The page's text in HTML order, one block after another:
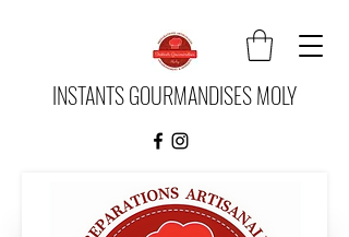
INSTANTS GOURMANDISES MOLY